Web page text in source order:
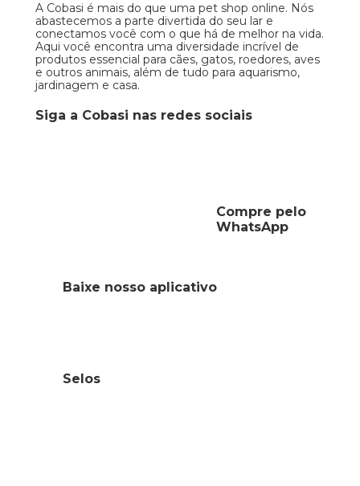
A Cobasi é mais do que uma pet shop online. Nós
abastecemos a parte divertida do seu lar e
conectamos você com o que há de melhor na vida.
Aqui você encontra uma diversidade incrível de
produtos essencial para cães, gatos, roedores, aves
e outros animais, além de tudo para aquarismo,
jardinagem e casa.
Siga a Cobasi nas redes sociais
Compre pelo
WhatsApp
Baixe nosso aplicativo
Selos